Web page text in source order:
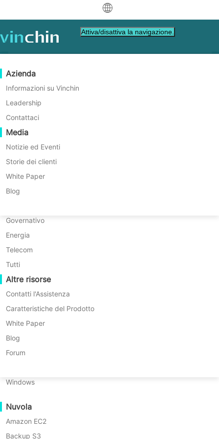
Download Supporto
中文
Protezione dei Dati
Backup & Recovery
Replicazione in tempo reale
Protezione Continua dei Dati
Copia fuori sede
Archiviazione
Orchestrazione dei Lavori
Mobilità dei Carichi di Lavoro
Migrazione V2V
Migrazione P2P
Migrazione C2C
Migrazione C2V
Migrazione P2C
Recoveribilità
Verifica del Recupero della VM
Verifica del Recupero del Sistema Operativo
Sicurezza dei Dati
Backup nel Cloud
Conformità GDPR
Virtuale
VMware
Hyper-V
Proxmox
XCP-ng
oVirt
H3C CAS/UIS
ZStack
Sangfor HCI
Huawei FusionCompute
Red Hat Virtualization
Oracle OLVM
XenServer/Citrix Hypervisor
KayGrid
InCloud Sphere
Arcfra
FusionOne Compute
NexaVM
Server fisico
Windows
Nuvola
Amazon EC2
Backup S3
Risorse di supporto
Base di conoscenza
Video su come fare
Centro di assistenza
Eventi in diretta
Webinars
Demo dal vivo
Storie dei clienti
Servizi IT
Governativo
Energia
Telecom
Tutti
Altre risorse
Contatti l'Assistenza
Caratteristiche del Prodotto
White Paper
Blog
Forum
Guida all'acquisto
Impara come acquistare
Politica di licenza
Domande frequenti
Contatto
Richiedi un preventivo
Diventa un Partner
Programma Partner
Diventa un Partner
Trova un partner
Trova un partner locale
Già un partner
Accesso Portale Partner
Azienda
Informazioni su Vinchin
Leadership
Contattaci
Media
Notizie ed Eventi
Storie dei clienti
White Paper
Blog
Attiva/disattiva la navigazione.
Home VM Tips
Come passare direttamente i
dischi rigidi in Proxmox VE
con 2 metodi?
Il passaggio diretto del disco consente alla
macchina virtuale un accesso esclusivo a un
disco fisico, offrendo diversi vantaggi, tra
funzionalità hardware nativa all'interno della
Indice
pass-
container Linux. Una delle
caratteristiche che rende Proxmox
particolarmente flessibile per utenti